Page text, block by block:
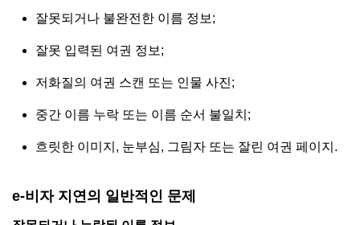
잘못되거나 불완전한 이름 정보;
잘못 입력된 여권 정보;
저화질의 여권 스캔 또는 인물 사진;
중간 이름 누락 또는 이름 순서 불일치;
흐릿한 이미지, 눈부심, 그림자 또는 잘린 여권 페이지.
e-비자 지연의 일반적인 문제